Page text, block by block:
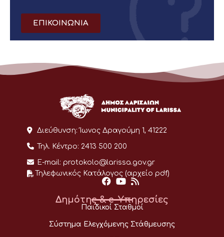
ΕΠΙΚΟΙΝΩΝΙΑ
Διεύθυνση: Ίωνος Δραγούμη 1, 41222
Τηλ. Κέντρο: 2413 500 200
E-mail: protokolo@larissa.gov.gr
Τηλεφωνικός Κατάλογος (αρχείο pdf)
Δημότης & e-Υπηρεσίες
Παιδικοί Σταθμοί
Σύστημα Ελεγχόμενης Στάθμευσης